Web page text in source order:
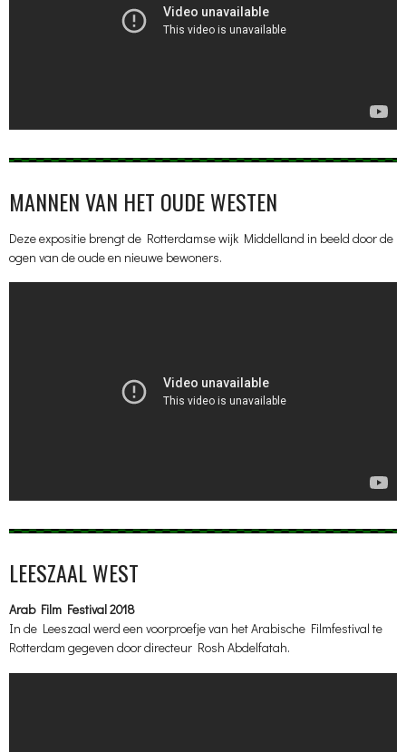
MANNEN VAN HET OUDE WESTEN
Deze expositie brengt de Rotterdamse wijk Middelland in beeld door de
ogen van de oude en nieuwe bewoners.
LEESZAAL WEST
Arab Film Festival 2018
In de Leeszaal werd een voorproefje van het Arabische Filmfestival te
Rotterdam gegeven door directeur Rosh Abdelfatah.